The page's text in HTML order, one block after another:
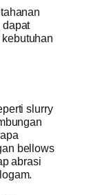
dapat
slurry
bellows
abrasi